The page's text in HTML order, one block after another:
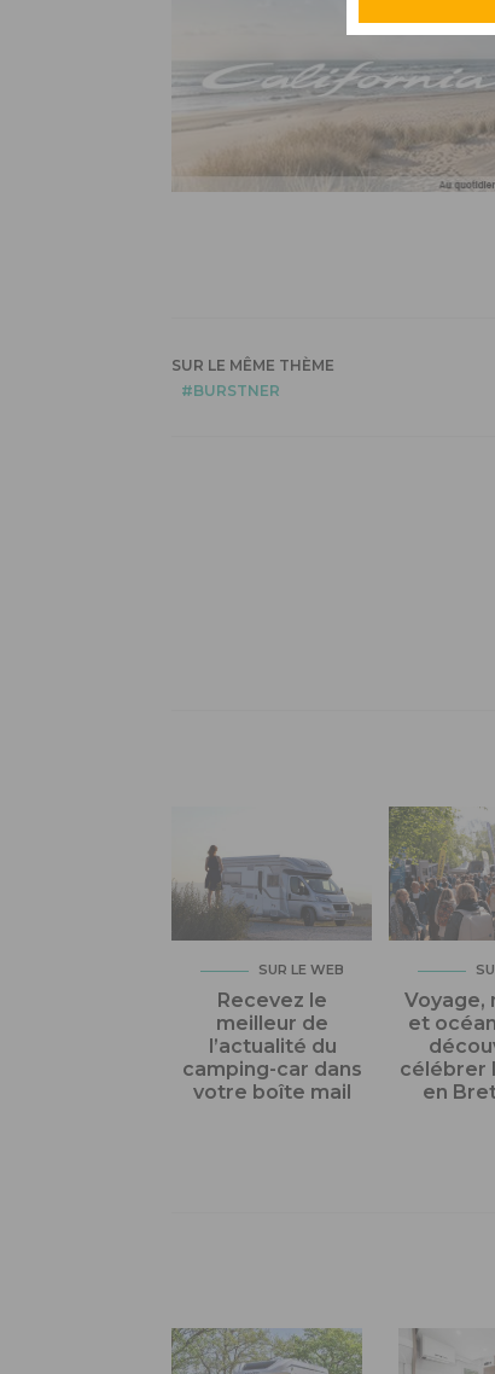
SUR LE MÊME THÈME
BURSTNER
SUR LE WEB
Recevez le
meilleur de
l’actualité du
camping-car dans
votre boîte mail
Voyage,
et
célébrer
en